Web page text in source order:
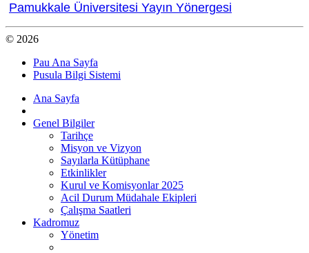
Pamukkale Üniversitesi Yayın Yönergesi
© 2026
Pau Ana Sayfa
Pusula Bilgi Sistemi
Ana Sayfa
Genel Bilgiler
Tarihçe
Misyon ve Vizyon
Sayılarla Kütüphane
Etkinlikler
Kurul ve Komisyonlar 2025
Acil Durum Müdahale Ekipleri
Çalışma Saatleri
Kadromuz
Yönetim